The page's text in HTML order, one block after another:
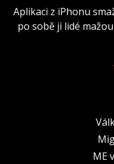
Aplikaci z iPhonu
po sobě ji lidé
ME